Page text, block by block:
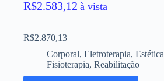
R$2.583,12 à vista
R$2.870,13
Corporal, Eletroterapia, Estética
Fisioterapia, Reabilitação